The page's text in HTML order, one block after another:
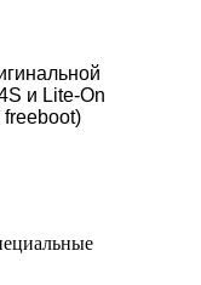
и Lite-On